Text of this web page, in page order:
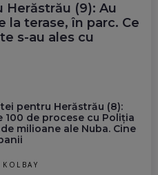
Herăstrău (9): Au
terase, în parc. Ce
s-au ales cu
pentru Herăstrău (8):
100 de procese cu Poliția
milioane ale Nuba. Cine